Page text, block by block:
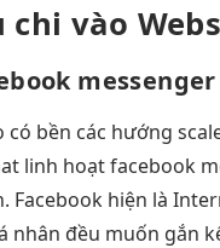
chi vào
messenger
có bền các hướng
linh hoạtfacebook
Facebook hiện là
nhân đều muốn gắn